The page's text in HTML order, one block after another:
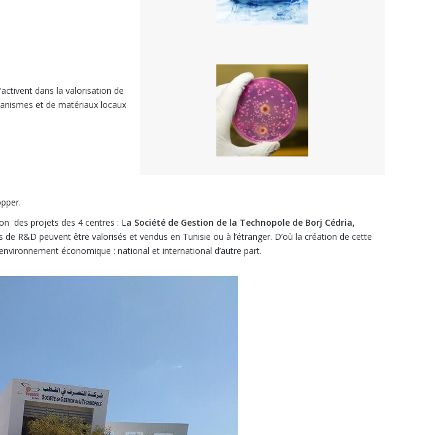
dans la valorisation de
et de matériaux locaux
des projets des 4 centres : La Société de Gestion de la Technopole de Borj Cédria,
R&D peuvent être valorisés et vendus en Tunisie ou à l’étranger. D’où la création de cette
économique : national et international d’autre part.